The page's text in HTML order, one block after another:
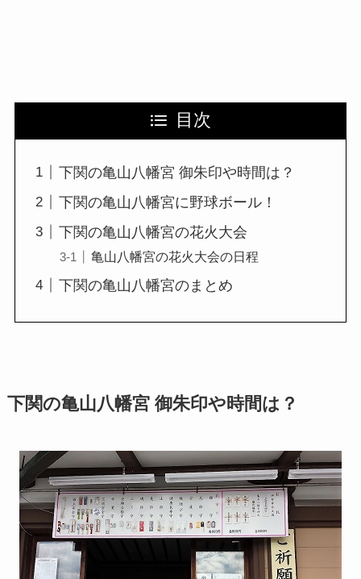
目次
下関の亀山八幡宮 御朱印や時間は？
下関の亀山八幡宮に野球ボール！
下関の亀山八幡宮の花火大会
亀山八幡宮の花火大会の日程
下関の亀山八幡宮のまとめ
下関の亀山八幡宮 御朱印や時間は？